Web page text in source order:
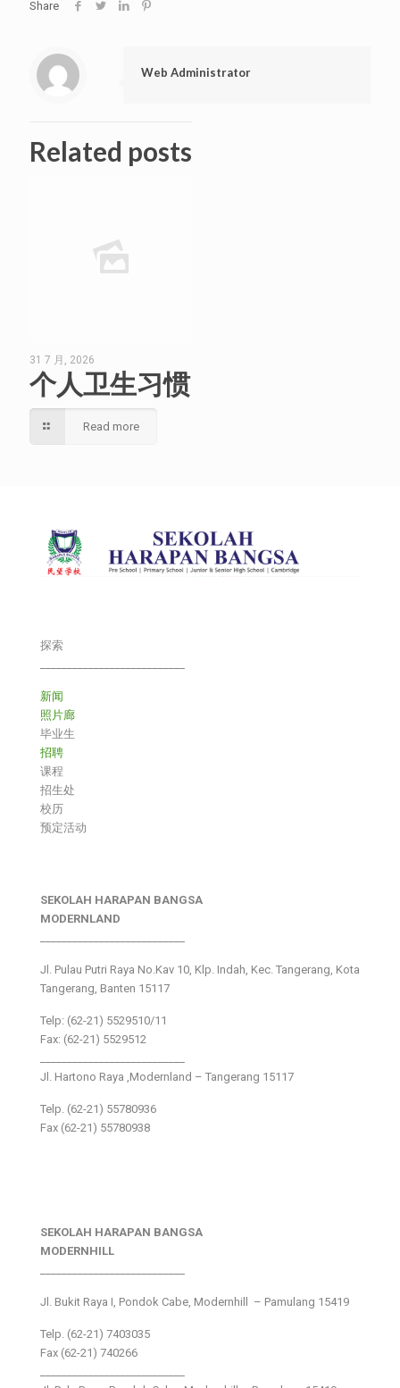
Share
Web Administrator
Related posts
31 7 月, 2026
个人卫生习惯
Read more
探索
新闻
照片廊
毕业生
招聘
课程
招生处
校历
预定活动
SEKOLAH HARAPAN BANGSA
MODERNLAND
Jl. Pulau Putri Raya No.Kav 10, Klp. Indah, Kec. Tangerang, Kota
Tangerang, Banten 15117
Telp: (62-21) 5529510/11
Fax: (62-21) 5529512
Jl. Hartono Raya ,Modernland – Tangerang 15117
Telp. (62-21) 55780936
Fax (62-21) 55780938
SEKOLAH HARAPAN BANGSA
MODERNHILL
Jl. Bukit Raya I, Pondok Cabe, Modernhill – Pamulang 15419
Telp. (62-21) 7403035
Fax (62-21) 740266